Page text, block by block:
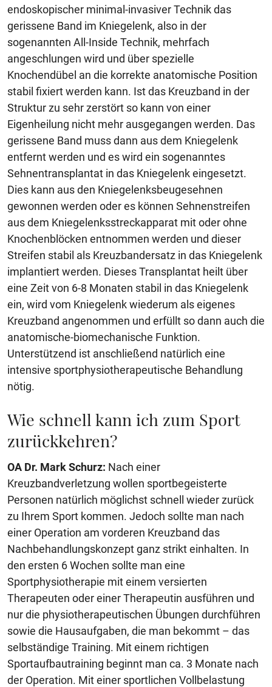
endoskopischer minimal-invasiver Technik das
gerissene Band im Kniegelenk, also in der
sogenannten All-Inside Technik, mehrfach
angeschlungen wird und über spezielle
Knochendübel an die korrekte anatomische Position
stabil fixiert werden kann. Ist das Kreuzband in der
Struktur zu sehr zerstört so kann von einer
Eigenheilung nicht mehr ausgegangen werden. Das
gerissene Band muss dann aus dem Kniegelenk
entfernt werden und es wird ein sogenanntes
Sehnentransplantat in das Kniegelenk eingesetzt.
Dies kann aus den Kniegelenksbeugesehnen
gewonnen werden oder es können Sehnenstreifen
aus dem Kniegelenksstreckapparat mit oder ohne
Knochenblöcken entnommen werden und dieser
Streifen stabil als Kreuzbandersatz in das Kniegelenk
implantiert werden. Dieses Transplantat heilt über
eine Zeit von 6-8 Monaten stabil in das Kniegelenk
ein, wird vom Kniegelenk wiederum als eigenes
Kreuzband angenommen und erfüllt so dann auch die
anatomische-biomechanische Funktion.
Unterstützend ist anschließend natürlich eine
intensive sportphysiotherapeutische Behandlung
nötig.
Wie schnell kann ich zum Sport
zurückkehren?
OA Dr. Mark Schurz: Nach einer
Kreuzbandverletzung wollen sportbegeisterte
Personen natürlich möglichst schnell wieder zurück
zu Ihrem Sport kommen. Jedoch sollte man nach
einer Operation am vorderen Kreuzband das
Nachbehandlungskonzept ganz strikt einhalten. In
den ersten 6 Wochen sollte man eine
Sportphysiotherapie mit einem versierten
Therapeuten oder einer Therapeutin ausführen und
nur die physiotherapeutischen Übungen durchführen
sowie die Hausaufgaben, die man bekommt – das
selbständige Training. Mit einem richtigen
Sportaufbautraining beginnt man ca. 3 Monate nach
der Operation. Mit einer sportlichen Vollbelastung